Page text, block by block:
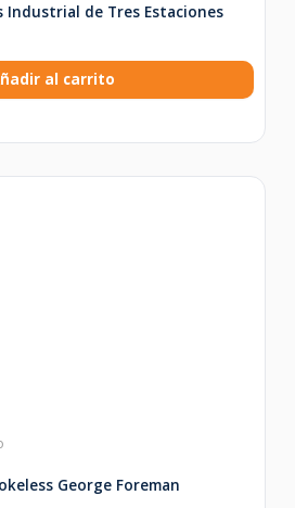
Industrial de Tres Estaciones
al carrito
George Foreman